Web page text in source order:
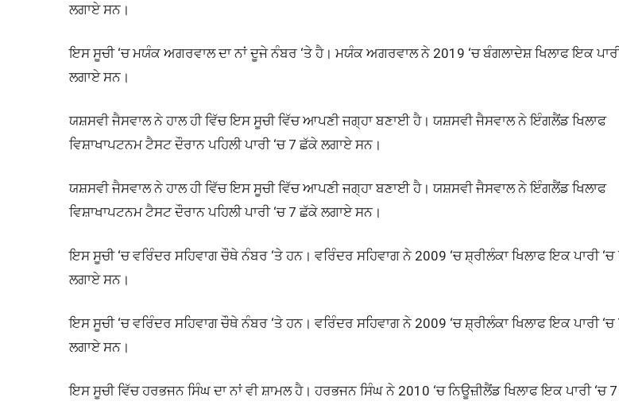
ਲਗਾਏ ਸਨ।
ਇਸ ਸੂਚੀ ‘ਚ ਮਯੰਕ ਅਗਰਵਾਲ ਦਾ ਨਾਂ ਦੂਜੇ ਨੰਬਰ ‘ਤੇ ਹੈ। ਮਯੰਕ ਅਗਰਵਾਲ ਨੇ 2019 ‘ਚ ਬੰਗਲਾਦੇਸ਼ ਖਿਲਾਫ ਇਕ
ਲਗਾਏ ਸਨ।
ਯਸ਼ਸਵੀ ਜੈਸਵਾਲ ਨੇ ਹਾਲ ਹੀ ਵਿੱਚ ਇਸ ਸੂਚੀ ਵਿੱਚ ਆਪਣੀ ਜਗ੍ਹਾ ਬਣਾਈ ਹੈ। ਯਸ਼ਸਵੀ ਜੈਸਵਾਲ ਨੇ ਇੰਗਲੈਂਡ ਖਿਲਾਫ
ਵਿਸ਼ਾਖਾਪਟਨਮ ਟੈਸਟ ਦੌਰਾਨ ਪਹਿਲੀ ਪਾਰੀ ‘ਚ 7 ਛੱਕੇ ਲਗਾਏ ਸਨ।
ਯਸ਼ਸਵੀ ਜੈਸਵਾਲ ਨੇ ਹਾਲ ਹੀ ਵਿੱਚ ਇਸ ਸੂਚੀ ਵਿੱਚ ਆਪਣੀ ਜਗ੍ਹਾ ਬਣਾਈ ਹੈ। ਯਸ਼ਸਵੀ ਜੈਸਵਾਲ ਨੇ ਇੰਗਲੈਂਡ ਖਿਲਾਫ
ਵਿਸ਼ਾਖਾਪਟਨਮ ਟੈਸਟ ਦੌਰਾਨ ਪਹਿਲੀ ਪਾਰੀ ‘ਚ 7 ਛੱਕੇ ਲਗਾਏ ਸਨ।
ਇਸ ਸੂਚੀ ‘ਚ ਵਰਿੰਦਰ ਸਹਿਵਾਗ ਚੌਥੇ ਨੰਬਰ ‘ਤੇ ਹਨ। ਵਰਿੰਦਰ ਸਹਿਵਾਗ ਨੇ 2009 ‘ਚ ਸ਼੍ਰੀਲੰਕਾ ਖਿਲਾਫ ਇਕ ਪਾਰੀ
ਲਗਾਏ ਸਨ।
ਇਸ ਸੂਚੀ ‘ਚ ਵਰਿੰਦਰ ਸਹਿਵਾਗ ਚੌਥੇ ਨੰਬਰ ‘ਤੇ ਹਨ। ਵਰਿੰਦਰ ਸਹਿਵਾਗ ਨੇ 2009 ‘ਚ ਸ਼੍ਰੀਲੰਕਾ ਖਿਲਾਫ ਇਕ ਪਾਰੀ
ਲਗਾਏ ਸਨ।
ਇਸ ਸੂਚੀ ਵਿੱਚ ਹਰਭਜਨ ਸਿੰਘ ਦਾ ਨਾਂ ਵੀ ਸ਼ਾਮਲ ਹੈ। ਹਰਭਜਨ ਸਿੰਘ ਨੇ 2010 ‘ਚ ਨਿਊਜ਼ੀਲੈਂਡ ਖਿਲਾਫ ਇਕ ਪਾਰੀ ‘ਚ